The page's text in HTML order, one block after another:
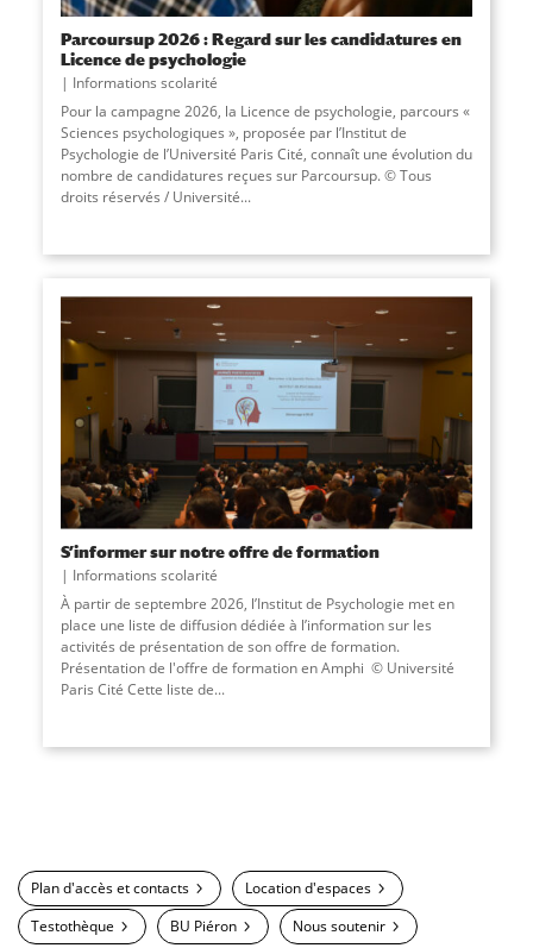
Parcoursup 2026 : Regard sur les candidatures en
Licence de psychologie
Informations scolarité
Pour la campagne 2026, la Licence de psychologie, parcours «
Sciences psychologiques », proposée par l’Institut de
Psychologie de l’Université Paris Cité, connaît une évolution du
nombre de candidatures reçues sur Parcoursup. © Tous
droits réservés / Université...
S’informer sur notre offre de formation
Informations scolarité
À partir de septembre 2026, l’Institut de Psychologie met en
place une liste de diffusion dédiée à l’information sur les
activités de présentation de son offre de formation.
Présentation de l'offre de formation en Amphi © Université
Paris Cité Cette liste de...
Plan d'accès et contacts
Location d'espaces
Testothèque
BU Piéron Nous soutenir